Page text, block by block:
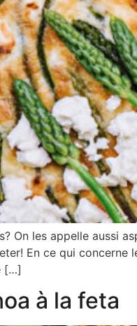
On les appelle aussi
En ce qui
[…]
à la feta